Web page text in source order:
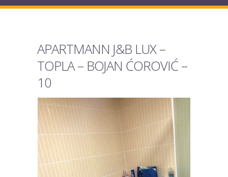
APARTMANN J&B LUX –
TOPLA – BOJAN ĆOROVIĆ –
10